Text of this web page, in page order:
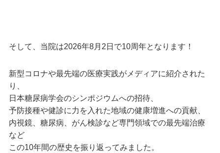
そして、当院は2026年8月2日で10周年となります！
新型コロナや最先端の医療実践がメディアに紹介された
り、
日本糖尿病学会のシンポジウムへの招待、
予防接種や健診に力を入れた地域の健康増進への貢献、
内視鏡、糖尿病、がん検診など専門領域での最先端治療
など
この10年間の歴史を振り返ってみました。